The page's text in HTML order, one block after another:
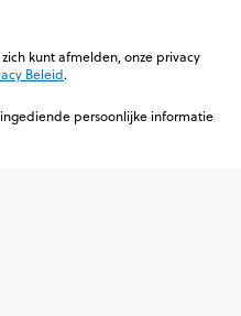
kunt afmelden, onze privacy
Beleid.
persoonlijke informatie